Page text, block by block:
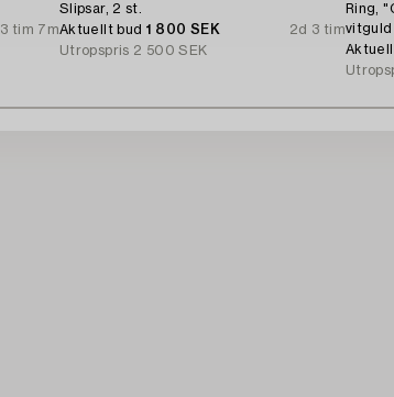
3 tim 7m
Slipsar, 2 st.
Aktuellt bud 1 800 SEK
2d 3 tim
Utropspris 2 500 SEK
Ring,
vitguld